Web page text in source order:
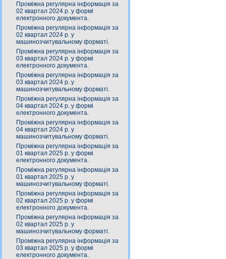
Проміжна регулярна інформація за
02 квартал 2024 р. у формі
електронного документа.
Проміжна регулярна інформація за
02 квартал 2024 р. у
машинозчитувальному форматі.
Проміжна регулярна інформація за
03 квартал 2024 р. у формі
електронного документа.
Проміжна регулярна інформація за
03 квартал 2024 р. у
машинозчитувальному форматі.
Проміжна регулярна інформація за
04 квартал 2024 р. у формі
електронного документа.
Проміжна регулярна інформація за
04 квартал 2024 р. у
машинозчитувальному форматі.
Проміжна регулярна інформація за
01 квартал 2025 р. у формі
електронного документа.
Проміжна регулярна інформація за
01 квартал 2025 р. у
машинозчитувальному форматі.
Проміжна регулярна інформація за
02 квартал 2025 р. у формі
електронного документа.
Проміжна регулярна інформація за
02 квартал 2025 р. у
машинозчитувальному форматі.
Проміжна регулярна інформація за
03 квартал 2025 р. у формі
електронного документа.